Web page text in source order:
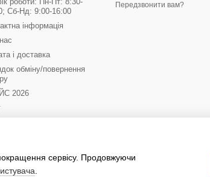
Сб-Нд: 9:00-16:00
інформація
і доставка
обміну/повернення
2026
Передзвонити вам?
сервісу. Продовжуючи